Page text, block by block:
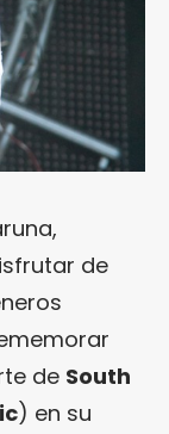
de
de South
) en su